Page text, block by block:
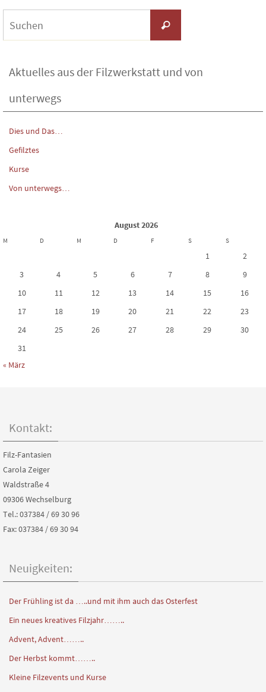
Suchen
Aktuelles aus der Filzwerkstatt und von
unterwegs
Dies und Das…
Gefilztes
Kurse
Von unterwegs…
August 2026
M D M D F S S
1
2
3
4 5 6 7 8
9
10
11 12 13 14 15
16
17
18 19 20 21 22
23
24
25 26 27 28 29
30
31
« März
Kontakt:
Filz-Fantasien
Carola Zeiger
Waldstraße 4
09306 Wechselburg
Tel.: 037384 / 69 30 96
Fax: 037384 / 69 30 94
Neuigkeiten:
Der Frühling ist da …..und mit ihm auch das Osterfest
Ein neues kreatives Filzjahr……..
Advent, Advent……..
Der Herbst kommt……..
Kleine Filzevents und Kurse